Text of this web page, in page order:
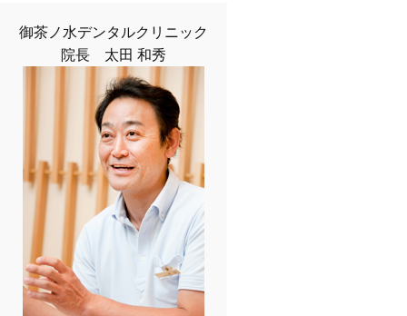
御茶ノ水デンタルクリニック
院長 太田 和秀